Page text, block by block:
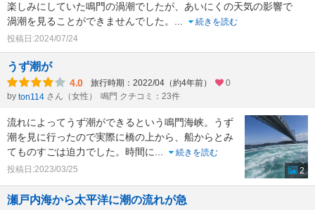
楽しみにしていた鳴門の渦潮でしたが、あいにくの天気の影響で
渦潮を見ることができませんでした。 ...
続きを読む
投稿日:2024/07/24
うず潮が
4.0 旅行時期：2022/04（約4年前）
0
by ton114 さん（女性） 鳴門 クチコミ：23件
流れによってうず潮ができるという鳴門海峡。うず
潮を見に行ったので実際に橋の上から、船からとみ
てものすごは迫力でした。時間に...
続きを読む
投稿日:2023/03/25
2
瀬戸内海から太平洋に潮の流れが急